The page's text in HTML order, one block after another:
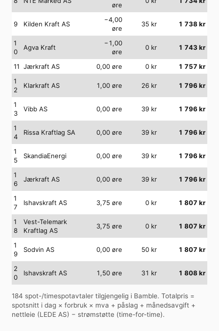
øre
9 Kilden Kraft AS
−4,00
øre
35 kr 1 738 kr
1
0
Agva Kraft
−1,00
øre
0 kr 1 743 kr
11 Jærkraft AS 0,00 øre 0 kr 1 757 kr
1
2
Klarkraft AS 1,00 øre 26 kr 1 796 kr
1
3
Vibb AS 0,00 øre 39 kr 1 796 kr
1
4
Rissa Kraftlag SA 0,00 øre 39 kr 1 796 kr
1
5
SkandiaEnergi 0,00 øre 39 kr 1 796 kr
1
6
Jærkraft AS 0,00 øre 39 kr 1 796 kr
1
7
Ishavskraft AS 3,75 øre 0 kr 1 807 kr
1
8
Vest-Telemark
Kraftlag AS
3,75 øre 0 kr 1 807 kr
1
9
Sodvin AS 0,00 øre 50 kr 1 807 kr
2
0
Ishavskraft AS 1,50 øre 31 kr 1 808 kr
184 spot-/timespotavtaler tilgjengelig i Bamble. Totalpris =
spotsnitt i dag × forbruk × mva + påslag + månedsavgift +
nettleie (LEDE AS) − strømstøtte (time-for-time).